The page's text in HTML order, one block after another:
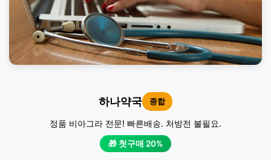
하나약국 종합
정품 비아그라 전문! 빠른배송. 처방전 불필요.
🎁 첫구매 20%